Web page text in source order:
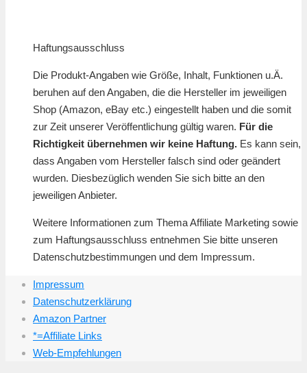
Haftungsausschluss
Die Produkt-Angaben wie Größe, Inhalt, Funktionen u.Ä.
beruhen auf den Angaben, die die Hersteller im jeweiligen
Shop (Amazon, eBay etc.) eingestellt haben und die somit
zur Zeit unserer Veröffentlichung gültig waren. Für die
Richtigkeit übernehmen wir keine Haftung. Es kann sein,
dass Angaben vom Hersteller falsch sind oder geändert
wurden. Diesbezüglich wenden Sie sich bitte an den
jeweiligen Anbieter.
Weitere Informationen zum Thema Affiliate Marketing sowie
zum Haftungsausschluss entnehmen Sie bitte unseren
Datenschutzbestimmungen und dem Impressum.
Impressum
Datenschutzerklärung
Amazon Partner
*=Affiliate Links
Web-Empfehlungen